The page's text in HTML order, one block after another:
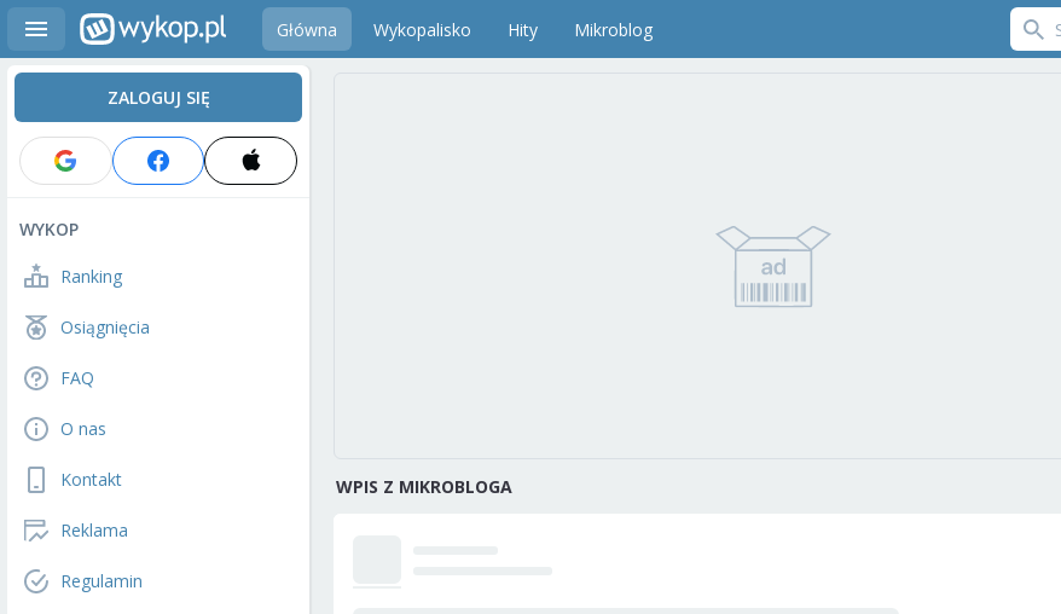
Główna Wykopalisko Hity Mikroblog
ZALOGUJ SIĘ
WYKOP
Ranking
Osiągnięcia
FAQ
O nas
Kontakt
Reklama
Regulamin
WPIS Z MIKROBLOGA